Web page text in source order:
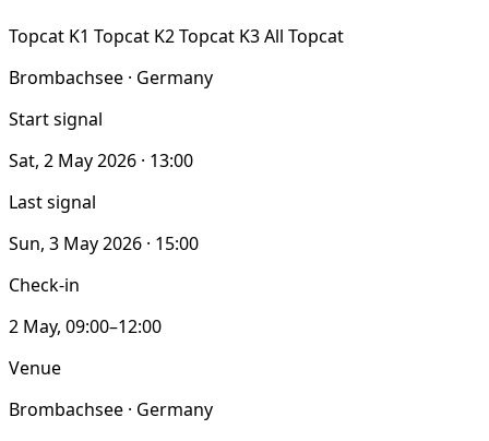
Topcat K1 Topcat K2Topcat K3All Topcat
Brombachsee · Germany
Start signal
Sat, 2 May 2026 · 13:00
Last signal
Sun, 3 May 2026 · 15:00
Check-in
2 May, 09:00–12:00
Venue
Brombachsee · Germany